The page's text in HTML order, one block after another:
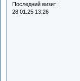
Последний визит:
28.01.25 13:26